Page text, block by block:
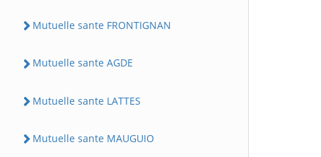
Mutuelle sante FRONTIGNAN
Mutuelle sante AGDE
Mutuelle sante LATTES
Mutuelle sante MAUGUIO